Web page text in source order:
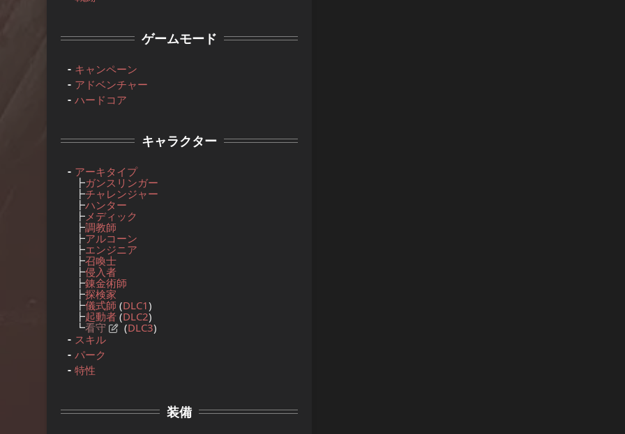
ゲームモード
キャンペーン
アドベンチャー
ハードコア
キャラクター
アーキタイプ
┣ガンスリンガー
┣チャレンジャー
┣ハンター
┣メディック
┣調教師
┣アルコーン
┣エンジニア
┣召喚士
┣侵入者
┣錬金術師
┣探検家
┣儀式師 (DLC1)
┣起動者 (DLC2)
┗看守 (DLC3)
スキル
パーク
特性
装備